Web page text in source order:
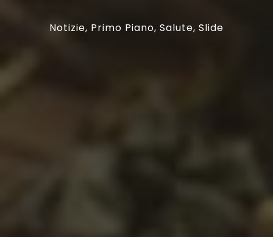
Notizie, Primo Piano, Salute, Slide